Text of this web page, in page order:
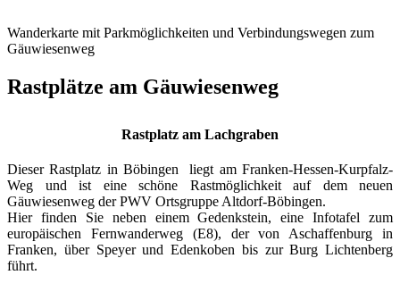
Wanderkarte mit Parkmöglichkeiten und Verbindungswegen zum
Gäuwiesenweg
Rastplätze am Gäuwiesenweg
Rastplatz am Lachgraben
Dieser Rastplatz in Böbingen liegt am Franken-Hessen-Kurpfalz-
Weg und ist eine schöne Rastmöglichkeit auf dem neuen
Gäuwiesenweg der PWV Ortsgruppe Altdorf-Böbingen.
Hier finden Sie neben einem Gedenkstein, eine Infotafel zum
europäischen Fernwanderweg (E8), der von Aschaffenburg in
Franken, über Speyer und Edenkoben bis zur Burg Lichtenberg
führt.